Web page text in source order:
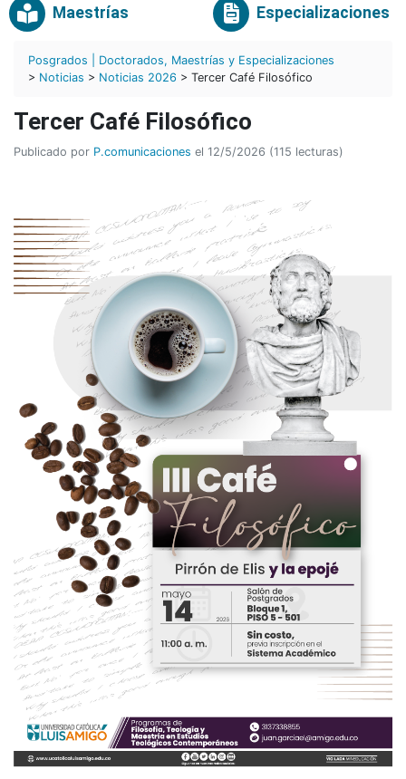
Maestrías Especializaciones
Posgrados | Doctorados, Maestrías y Especializaciones
> Noticias > Noticias 2026 > Tercer Café Filosófico
Tercer Café Filosófico
Publicado por P.comunicaciones el 12/5/2026 (115 lecturas)